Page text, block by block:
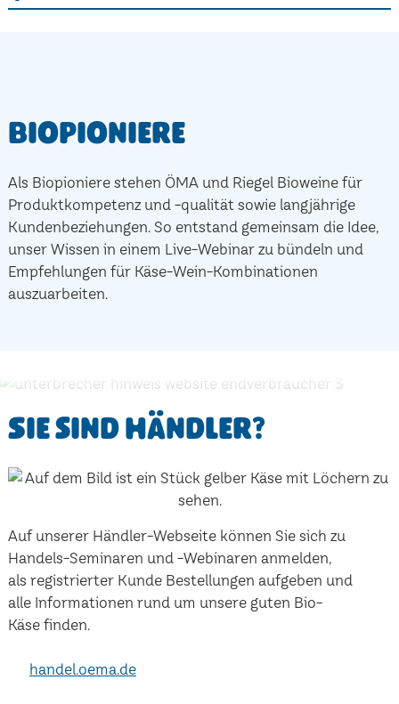
Biopioniere
Als Biopioniere stehen ÖMA und Riegel Bioweine für
Produktkompetenz und -qualität sowie langjährige
Kundenbeziehungen. So entstand gemeinsam die Idee,
unser Wissen in einem Live-Webinar zu bündeln und
Empfehlungen für Käse-Wein-Kombinationen
auszuarbeiten.
Sie sind Händler?
Auf unserer Händler-Webseite können Sie sich zu
Handels-Seminaren und -Webinaren anmelden,
als registrierter Kunde Bestellungen aufgeben und
alle Informationen rund um unsere guten Bio-
Käse finden.
handel.oema.de